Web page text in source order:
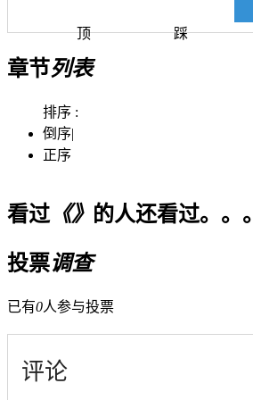
顶 踩
章节列表
排序 :
倒序|
正序
看过《》 的人还看过。。。
投票调查
已有0人参与投票
评论